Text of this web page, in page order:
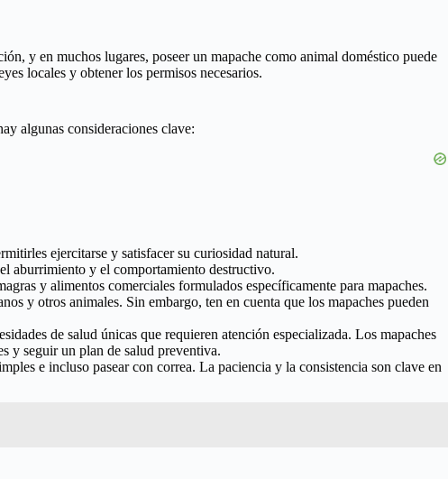
y en muchos lugares, poseer un mapache como animal doméstico puede
locales y obtener los permisos necesarios.
algunas consideraciones clave:
ejercitarse y satisfacer su curiosidad natural.
aburrimiento y el comportamiento destructivo.
y alimentos comerciales formulados específicamente para mapaches.
y otros animales. Sin embargo, ten en cuenta que los mapaches pueden
de salud únicas que requieren atención especializada. Los mapaches
y seguir un plan de salud preventiva.
e incluso pasear con correa. La paciencia y la consistencia son clave en